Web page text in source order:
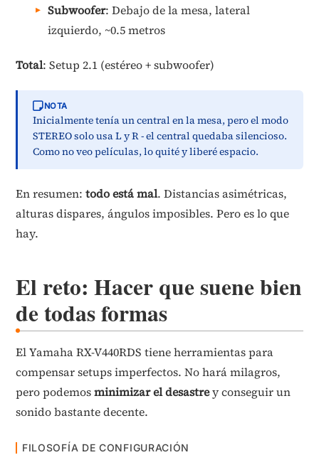
Subwoofer: Debajo de la mesa, lateral
izquierdo, ~0.5 metros
Total: Setup 2.1 (estéreo + subwoofer)
NOTA
Inicialmente tenía un central en la mesa, pero el modo
STEREO solo usa L y R - el central quedaba silencioso.
Como no veo películas, lo quité y liberé espacio.
En resumen: todo está mal. Distancias asimétricas,
alturas dispares, ángulos imposibles. Pero es lo que
hay.
El reto: Hacer que suene bien
de todas formas
El Yamaha RX-V440RDS tiene herramientas para
compensar setups imperfectos. No hará milagros,
pero podemosminimizar el desastrey conseguir un
sonido bastante decente.
FILOSOFÍA DE CONFIGURACIÓN